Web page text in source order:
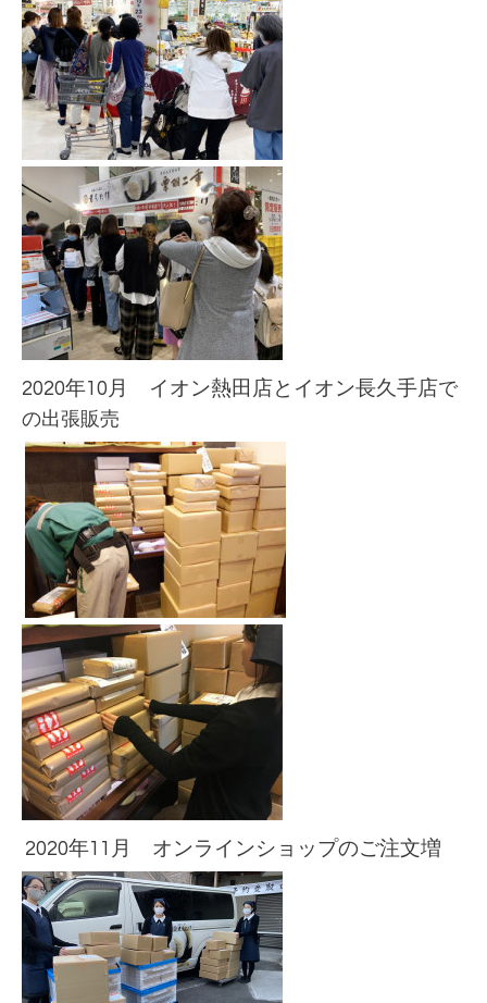
2020年10月 イオン熱田 店とイオン長久手店で
の出張販売
2020年11月 オンラインショップのご注文増